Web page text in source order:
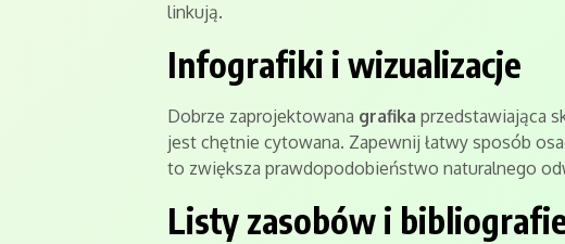
linkują.
Infografiki i wizualizacje
Dobrze zaprojektowana grafika przedstawiająca
jest chętnie cytowana. Zapewnij łatwy sposób
to zwiększa prawdopodobieństwo naturalnego
Listy zasobów i